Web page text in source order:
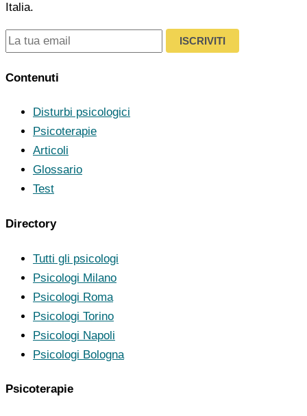
Italia.
ISCRIVITI
Contenuti
Disturbi psicologici
Psicoterapie
Articoli
Glossario
Test
Directory
Tutti gli psicologi
Psicologi Milano
Psicologi Roma
Psicologi Torino
Psicologi Napoli
Psicologi Bologna
Psicoterapie